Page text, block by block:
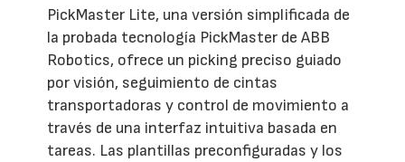
PickMaster Lite, una versión simplificada de
la probada tecnología PickMaster de ABB
Robotics, ofrece un picking preciso guiado
por visión, seguimiento de cintas
transportadoras y control de movimiento a
través de una interfaz intuitiva basada en
tareas. Las plantillas preconfiguradas y los